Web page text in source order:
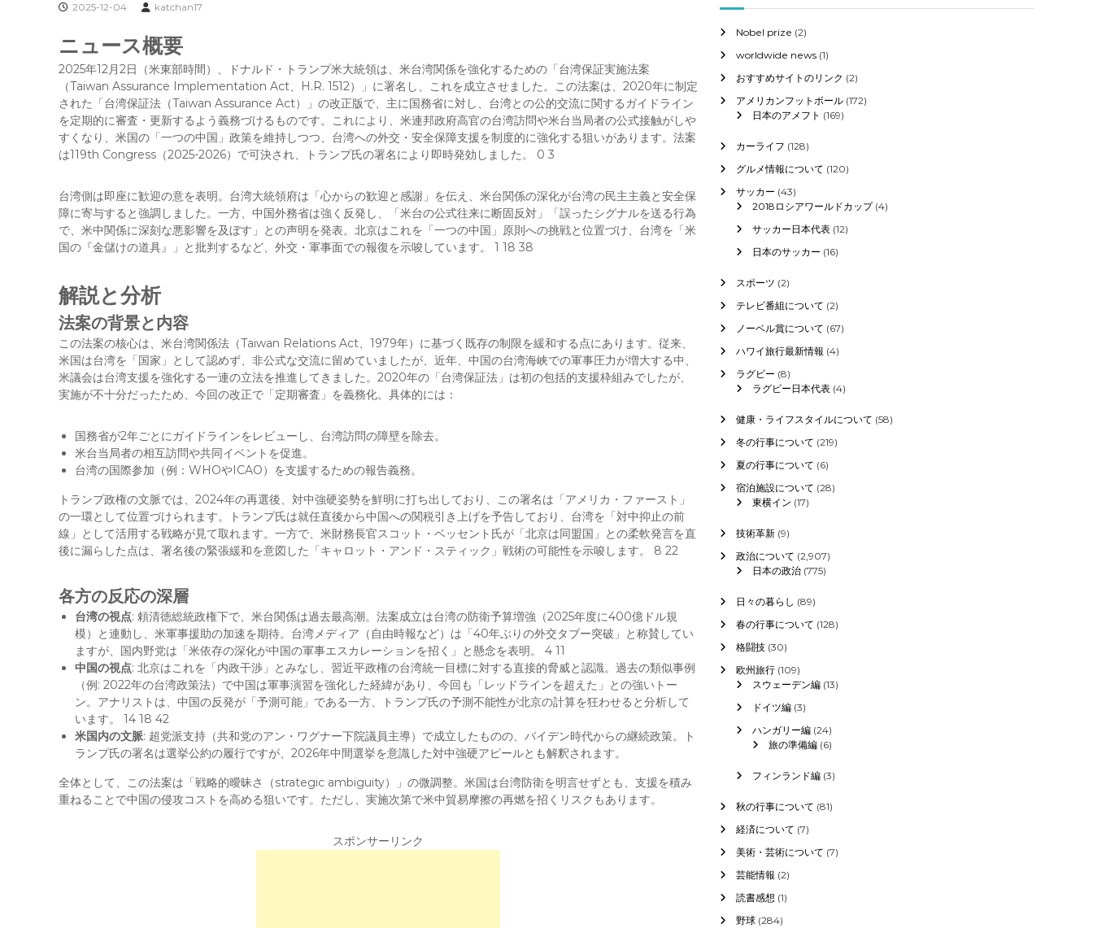
2025-12-04 katchan17
ニュース概要
2025年12月2日（米東部時間）、ドナルド・トランプ米大統領は、米台湾関係を強化するための「台湾保証実施法案
（Taiwan Assurance Implementation Act、H.R. 1512）」に署名し、これを成立させました。この法案は、2020年に制定
された「台湾保証法（Taiwan Assurance Act）」の改正版で、主に国務省に対し、台湾との公的交流に関するガイドライン
を定期的に審査・更新するよう義務づけるものです。これにより、米連邦政府高官の台湾訪問や米台当局者の公式接触がしや
すくなり、米国の「一つの中国」政策を維持しつつ、台湾への外交・安全保障支援を制度的に強化する狙いがあります。法案
は119th Congress（2025-2026）で可決され、トランプ氏の署名により即時発効しました。 0 3
台湾側は即座に歓迎の意を表明。台湾大統領府は「心からの歓迎と感謝」を伝え、米台関係の深化が台湾の民主主義と安全保
障に寄与すると強調しました。一方、中国外務省は強く反発し、「米台の公式往来に断固反対」「誤ったシグナルを送る行為
で、米中関係に深刻な悪影響を及ぼす」との声明を発表。北京はこれを「一つの中国」原則への挑戦と位置づけ、台湾を「米
国の『金儲けの道具』」と批判するなど、外交・軍事面での報復を示唆しています。 1 18 38
解説と分析
法案の背景と内容
この法案の核心は、米台湾関係法（Taiwan Relations Act、1979年）に基づく既存の制限を緩和する点にあります。従来、
米国は台湾を「国家」として認めず、非公式な交流に留めていましたが、近年、中国の台湾海峡での軍事圧力が増大する中、
米議会は台湾支援を強化する一連の立法を推進してきました。2020年の「台湾保証法」は初の包括的支援枠組みでしたが、
実施が不十分だったため、今回の改正で「定期審査」を義務化。具体的には：
国務省が2年ごとにガイドラインをレビューし、台湾訪問の障壁を除去。
米台当局者の相互訪問や共同イベントを促進。
台湾の国際参加（例：WHOやICAO）を支援するための報告義務。
トランプ政権の文脈では、2024年の再選後、対中強硬姿勢を鮮明に打ち出しており、この署名は「アメリカ・ファースト」
の一環として位置づけられます。トランプ氏は就任直後から中国への関税引き上げを予告しており、台湾を「対中抑止の前
線」として活用する戦略が見て取れます。一方で、米財務長官スコット・ベッセント氏が「北京は同盟国」との柔軟発言を直
後に漏らした点は、署名後の緊張緩和を意図した「キャロット・アンド・スティック」戦術の可能性を示唆します。 8 22
各方の反応の深層
台湾の視点: 頼清徳総統政権下で、米台関係は過去最高潮。法案成立は台湾の防衛予算増強（2025年度に400億ドル規
模）と連動し、米軍事援助の加速を期待。台湾メディア（自由時報など）は「40年ぶりの外交タブー突破」と称賛してい
ますが、国内野党は「米依存の深化が中国の軍事エスカレーションを招く」と懸念を表明。 4 11
中国の視点: 北京はこれを「内政干渉」とみなし、習近平政権の台湾統一目標に対する直接的脅威と認識。過去の類似事例
（例: 2022年の台湾政策法）で中国は軍事演習を強化した経緯があり、今回も「レッドラインを超えた」との強いトー
ン。アナリストは、中国の反発が「予測可能」である一方、トランプ氏の予測不能性が北京の計算を狂わせると分析して
います。 14 18 42
米国内の文脈: 超党派支持（共和党のアン・ワグナー下院議員主導）で成立したものの、バイデン時代からの継続政策。ト
ランプ氏の署名は選挙公約の履行ですが、2026年中間選挙を意識した対中強硬アピールとも解釈されます。
全体として、この法案は「戦略的曖昧さ（strategic ambiguity）」の微調整。米国は台湾防衛を明言せずとも、支援を積み
重ねることで中国の侵攻コストを高める狙いです。ただし、実施次第で米中貿易摩擦の再燃を招くリスクもあります。
スポンサーリンク
Nobel prize (2)
worldwide news (1)
おすすめサイトのリンク (2)
アメリカンフットボール (172)
日本のアメフト (169)
カーライフ (128)
グルメ情報について (120)
サッカー (43)
2018ロシアワールドカップ(4)
サッカー日本代表 (12)
日本のサッカー (16)
スポーツ (2)
テレビ番組について (2)
ノーベル賞について (67)
ハワイ旅行最新情報 (4)
ラグビー (8)
ラグビー日本代表 (4)
健康・ライフスタイルについて (58)
冬の行事について (219)
夏の行事について (6)
宿泊施設について (28)
東横イン (17)
技術革新 (9)
政治について (2,907)
日本の政治 (775)
日々の暮らし (89)
春の行事について (128)
格闘技 (30)
欧州旅行 (109)
スウェーデン編 (13)
ドイツ編 (3)
ハンガリー編 (24)
旅の準備編 (6)
フィンランド編 (3)
秋の行事について (81)
経済について (7)
美術・芸術について (7)
芸能情報 (2)
読書感想 (1)
野球 (284)